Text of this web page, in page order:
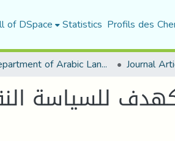
of DSpace Statistics Profils des
Department of Arabic Language and Literature Journal
للسياسة